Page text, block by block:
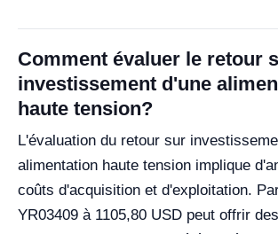
Comment évaluer le retour
investissement d'une
haute tension?
L'évaluation du retour sur
alimentation haute tension implique
coûts d'acquisition et d'exploitation.
YR03409 à 1105,80 USD peut offrir